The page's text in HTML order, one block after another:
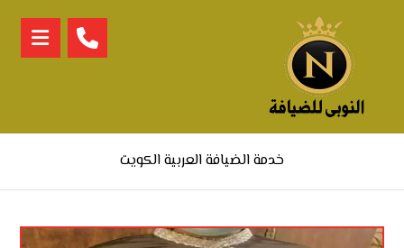
خدمة الضيافة العربية الكويت